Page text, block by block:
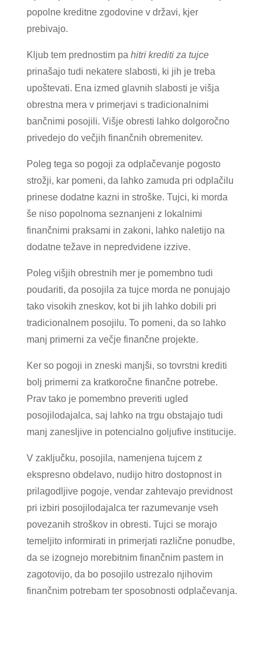
popolne kreditne zgodovine v državi, kjer
prebivajo.
Kljub tem prednostim pa hitri krediti za tujce
prinašajo tudi nekatere slabosti, ki jih je treba
upoštevati. Ena izmed glavnih slabosti je višja
obrestna mera v primerjavi s tradicionalnimi
bančnimi posojili. Višje obresti lahko dolgoročno
privedejo do večjih finančnih obremenitev.
Poleg tega so pogoji za odplačevanje pogosto
strožji, kar pomeni, da lahko zamuda pri odplačilu
prinese dodatne kazni in stroške. Tujci, ki morda
še niso popolnoma seznanjeni z lokalnimi
finančnimi praksami in zakoni, lahko naletijo na
dodatne težave in nepredvidene izzive.
Poleg višjih obrestnih mer je pomembno tudi
poudariti, da posojila za tujce morda ne ponujajo
tako visokih zneskov, kot bi jih lahko dobili pri
tradicionalnem posojilu. To pomeni, da so lahko
manj primerni za večje finančne projekte.
Ker so pogoji in zneski manjši, so tovrstni krediti
bolj primerni za kratkoročne finančne potrebe.
Prav tako je pomembno preveriti ugled
posojilodajalca, saj lahko na trgu obstajajo tudi
manj zanesljive in potencialno goljufive institucije.
V zaključku, posojila, namenjena tujcem z
ekspresno obdelavo, nudijo hitro dostopnost in
prilagodljive pogoje, vendar zahtevajo previdnost
pri izbiri posojilodajalca ter razumevanje vseh
povezanih stroškov in obresti. Tujci se morajo
temeljito informirati in primerjati različne ponudbe,
da se izognejo morebitnim finančnim pastem in
zagotovijo, da bo posojilo ustrezalo njihovim
finančnim potrebam ter sposobnosti odplačevanja.